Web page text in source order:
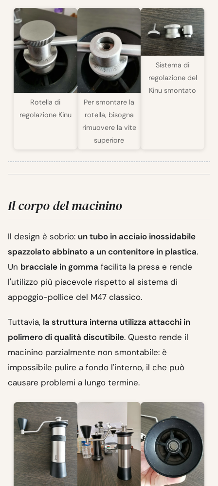
Rotella di
regolazione Kinu
Per smontare la
rotella, bisogna
rimuovere la vite
superiore
Sistema di
regolazione del
Kinu smontato
Il corpo del macinino
Il design è sobrio: un tubo in acciaio inossidabile
spazzolato abbinato a un contenitore in plastica.
Un bracciale in gomma facilita la presa e rende
l'utilizzo più piacevole rispetto al sistema di
appoggio-pollice del M47 classico.
Tuttavia, la struttura interna utilizza attacchi in
polimero di qualità discutibile. Questo rende il
macinino parzialmente non smontabile: è
impossibile pulire a fondo l'interno, il che può
causare problemi a lungo termine.